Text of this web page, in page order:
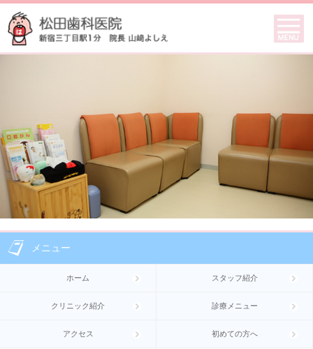
メニュー
ホーム
クリニック紹介
アクセス
スタッフ紹介
診療メニュー
初めての方へ